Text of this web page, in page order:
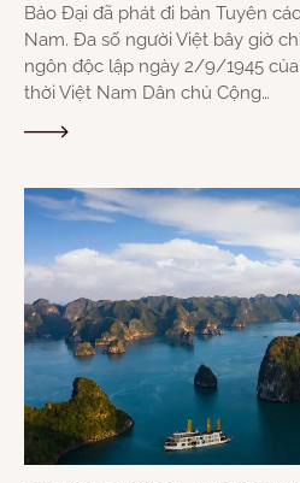
Bảo Đại đã phát đi bản Tuyên
Nam. Đa số người Việt bây giờ
ngôn độc lập ngày 2/9/1945
thời Việt Nam Dân chủ Cộng…